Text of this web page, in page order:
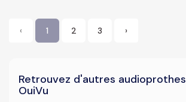
‹ 1 2 3 ›
Retrouvez d'autres
OuiVu